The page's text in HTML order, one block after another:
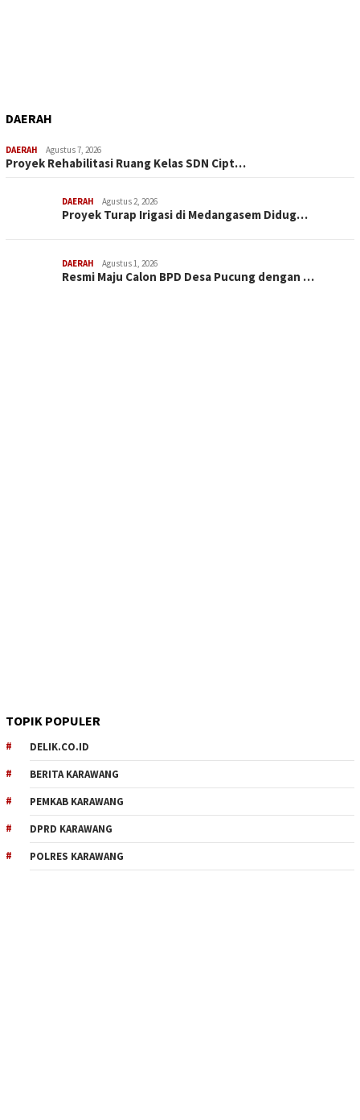
DAERAH
DAERAH Agustus 7, 2026
Proyek Rehabilitasi Ruang Kelas SDN Cipt…
DAERAH Agustus 2, 2026
Proyek Turap Irigasi di Medangasem Didug…
DAERAH Agustus 1, 2026
Resmi Maju Calon BPD Desa Pucung dengan …
TOPIK POPULER
DELIK.CO.ID
BERITA KARAWANG
PEMKAB KARAWANG
DPRD KARAWANG
POLRES KARAWANG